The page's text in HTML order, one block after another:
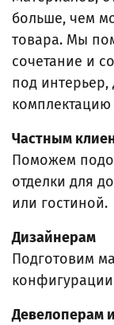
больше, чем
товара. Мы
сочетание и
под
комплектацию
Частным
Поможем
отделки для
или гостиной.
Дизайнерам
Подготовим
Девелоперам